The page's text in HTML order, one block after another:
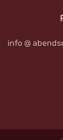
info @